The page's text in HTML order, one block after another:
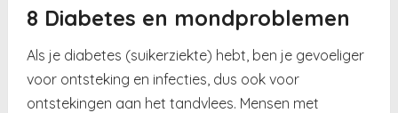
8 Diabetes en mondproblemen
Als je diabetes (suikerziekte) hebt, ben je gevoeliger
voor ontsteking en infecties, dus ook voor
ontstekingen aan het tandvlees. Mensen met